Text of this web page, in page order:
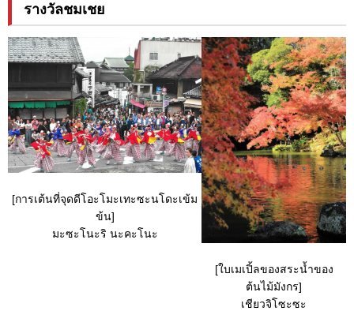
รางวัลชมเชย
[การเต้นที่จุดดีโอะโมะเทะซะนโดะเข้ม
ข้น]
มะซะโนะริ นะคะโนะ
[ใบเมเปิ้ลของสระน้ำของ
ต้นไม้มังกร]
เชียวจิโซะซะ